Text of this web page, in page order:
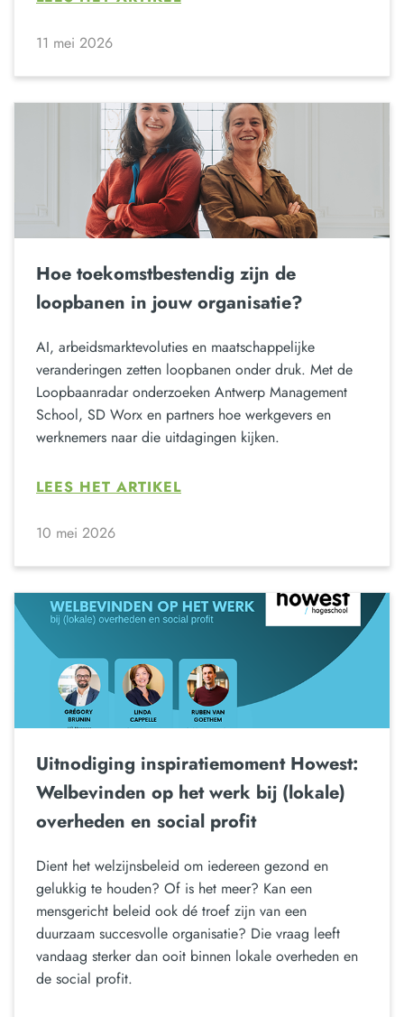
11 mei 2026
Hoe toekomstbestendig zijn de
loopbanen in jouw organisatie?
AI, arbeidsmarktevoluties en maatschappelijke
veranderingen zetten loopbanen onder druk. Met de
Loopbaanradar onderzoeken Antwerp Management
School, SD Worx en partners hoe werkgevers en
werknemers naar die uitdagingen kijken.
LEES HET ARTIKEL
10 mei 2026
Uitnodiging inspiratiemoment Howest:
Welbevinden op het werk bij (lokale)
overheden en social profit
Dient het welzijnsbeleid om iedereen gezond en
gelukkig te houden? Of is het meer? Kan een
mensgericht beleid ook dé troef zijn van een
duurzaam succesvolle organisatie? Die vraag leeft
vandaag sterker dan ooit binnen lokale overheden en
de social profit.